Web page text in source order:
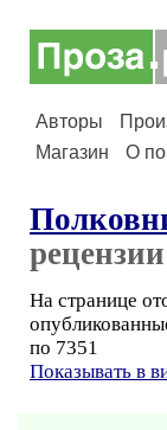
Авторы
Магазин
О
рецензии
На странице
по 7351
Показывать в